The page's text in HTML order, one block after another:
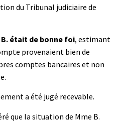
du Tribunal judiciaire de
B. était de bonne foi, estimant
provenaient bien de
comptes bancaires et non
a été jugé recevable.
que la situation de Mme B.